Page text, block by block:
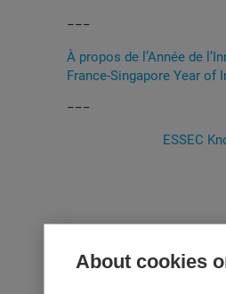
−−−
À propos de l’Année de
France-Singapore Year of
−−−
ESSEC
About cookies